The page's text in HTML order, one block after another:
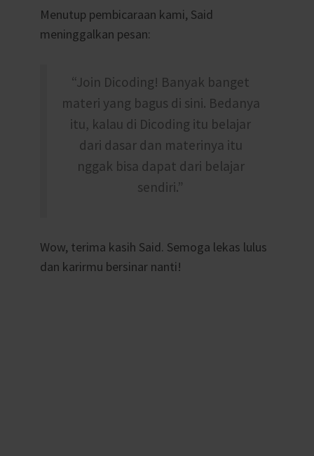
Menutup pembicaraan kami, Said
meninggalkan pesan:
“Join Dicoding! Banyak banget
materi yang bagus di sini. Bedanya
itu, kalau di Dicoding itu belajar
dari dasar dan materinya itu
nggak bisa dapat dari belajar
sendiri.”
Wow, terima kasih Said. Semoga lekas lulus
dan karirmu bersinar nanti!